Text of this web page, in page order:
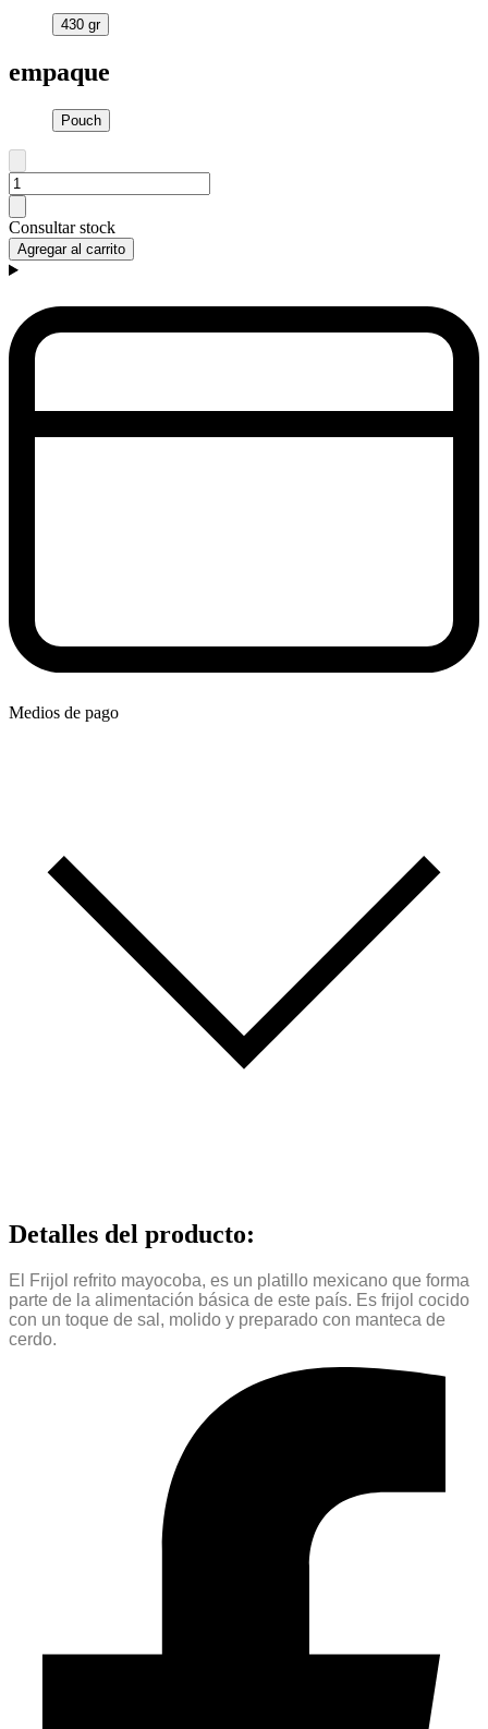
430 gr
empaque
Pouch
Consultar stock
Agregar al carrito
Medios de pago
Detalles del producto:
El Frijol refrito mayocoba, es un platillo mexicano que forma
parte de la alimentación básica de este país. Es frijol cocido
con un toque de sal, molido y preparado con manteca de
cerdo.